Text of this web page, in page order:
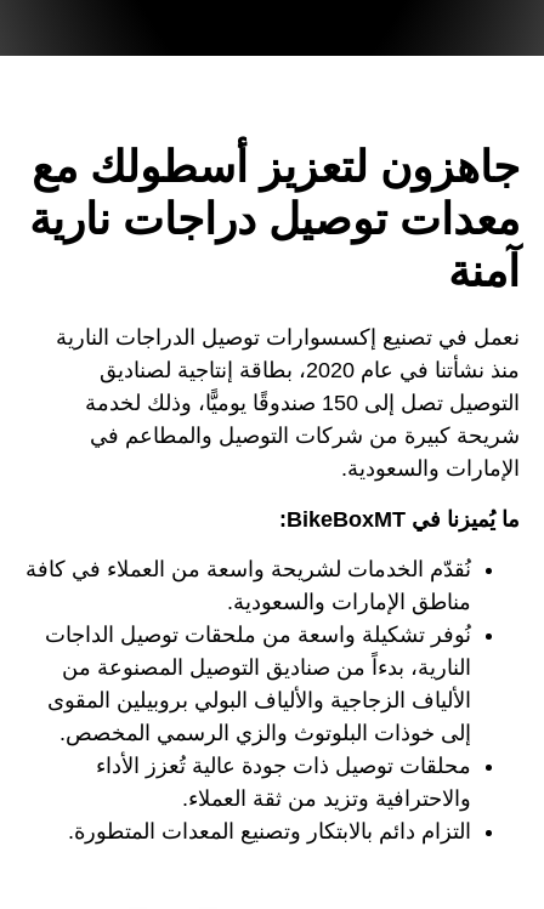
جاهزون لتعزيز أسطولك مع
معدات توصيل دراجات نارية
آمنة
نعمل في تصنيع إكسسوارات توصيل الدراجات النارية
منذ نشأتنا في عام 2020، بطاقة إنتاجية لصناديق
التوصيل تصل إلى 150 صندوقًا يوميًّا، وذلك لخدمة
شريحة كبيرة من شركات التوصيل والمطاعم في
الإمارات والسعودية.
ما يُميزنا في BikeBoxMT:
نُقدّم الخدمات لشريحة واسعة من العملاء في كافة
مناطق الإمارات والسعودية.
نُوفر تشكيلة واسعة من ملحقات توصيل الداجات
النارية، بدءاً من صناديق التوصيل المصنوعة من
الألياف الزجاجية والألياف البولي بروبيلين المقوى
إلى خوذات البلوتوث والزي الرسمي المخصص.
محلقات توصيل ذات جودة عالية تُعزز الأداء
والاحترافية وتزيد من ثقة العملاء.
التزام دائم بالابتكار وتصنيع المعدات المتطورة.